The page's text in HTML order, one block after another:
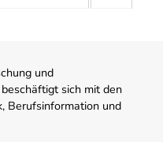
und
sich mit den
Berufsinformation und